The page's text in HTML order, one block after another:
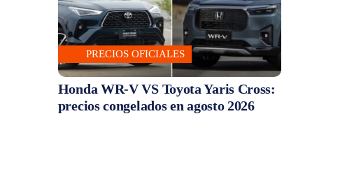
PRECIOS OFICIALES
Honda WR-V VS Toyota Yaris Cross:
precios congelados en agosto 2026